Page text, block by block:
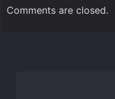
Comments are closed.